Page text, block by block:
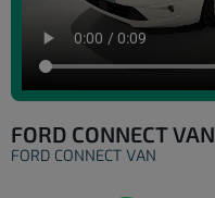
FORD CONNECT VAN
FORD CONNECT VAN